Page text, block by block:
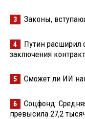
3 Законы,
4
Путин расширил
заключения
5 Сможет ли ИИ
6
Соцфонд:
превысила 27,2